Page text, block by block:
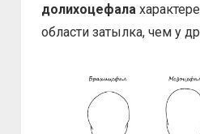
долихоцефала
области затылка, чем у